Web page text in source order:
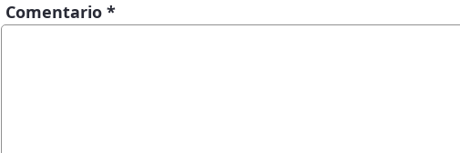
Comentario *